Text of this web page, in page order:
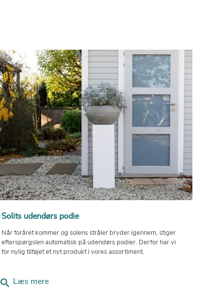
Solits udendørs podie
Når foråret kommer og solens stråler bryder igennem, stiger
efterspørgslen automatisk på udendørs podier. Derfor har vi
for nylig tilføjet et nyt produkt i vores assortiment.
search Læs mere